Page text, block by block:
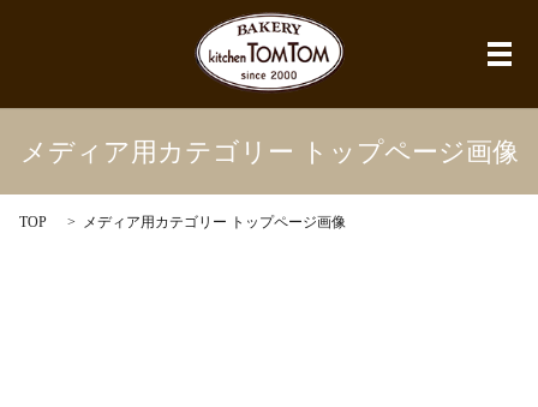
メ
メディア用カテゴリー トップページ画像
TOP メディア用カテゴリー トップページ画像